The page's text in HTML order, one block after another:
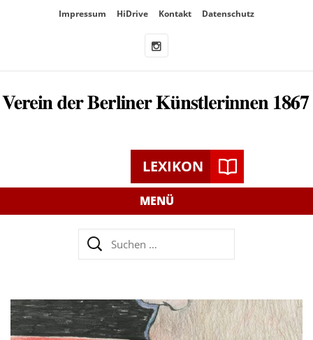
ÜberspringeImpressum HiDrive Kontakt Datenschutz
LEXIKON
MENÜ
Suchen
nach: